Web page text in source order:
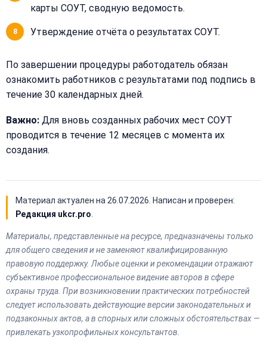
карты СОУТ, сводную ведомость.
Утверждение отчёта о результатах СОУТ.
По завершении процедуры работодатель обязан
ознакомить работников с результатами под подпись в
течение 30 календарных дней.
Важно: Для вновь созданных рабочих мест СОУТ
проводится в течение 12 месяцев с момента их
создания.
Материал актуален на 26.07.2026 . Написан и проверен:
Редакция ukcr.pro
Материалы, представленные на ресурсе, предназначены только
для общего сведения и не заменяют квалифицированную
правовую поддержку. Любые оценки и рекомендации отражают
субъективное профессиональное видение авторов в сфере
охраны труда. При возникновении практических потребностей
следует использовать действующие версии законодательных и
подзаконных актов, а в спорных или сложных обстоятельствах —
привлекать узкопрофильных консультантов.